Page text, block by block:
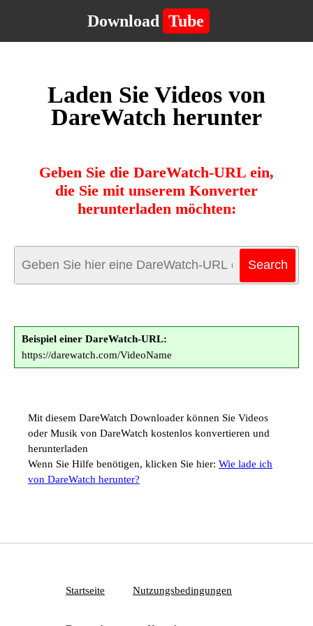
Download Tube
Laden Sie Videos von
DareWatch herunter
Geben Sie die DareWatch-URL ein,
die Sie mit unserem Konverter
herunterladen möchten:
Beispiel einer DareWatch-URL:
https://darewatch.com/VideoName
Mit diesem DareWatch Downloader können Sie Videos
oder Musik von DareWatch kostenlos konvertieren und
herunterladen
Wenn Sie Hilfe benötigen, klicken Sie hier: Wie lade ich
von DareWatch herunter?
Startseite Nutzungsbedingungen